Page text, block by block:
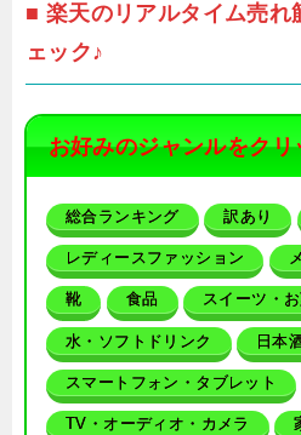
■ 楽天のリアルタイム売れ
ェック♪
お好みのジャンルをクリ
総合ランキング 訳あり
レディースファッション
靴 食品 スイーツ・
水・ソフトドリンク 日本
スマートフォン・タブレット
TV・オーディオ・カメラ